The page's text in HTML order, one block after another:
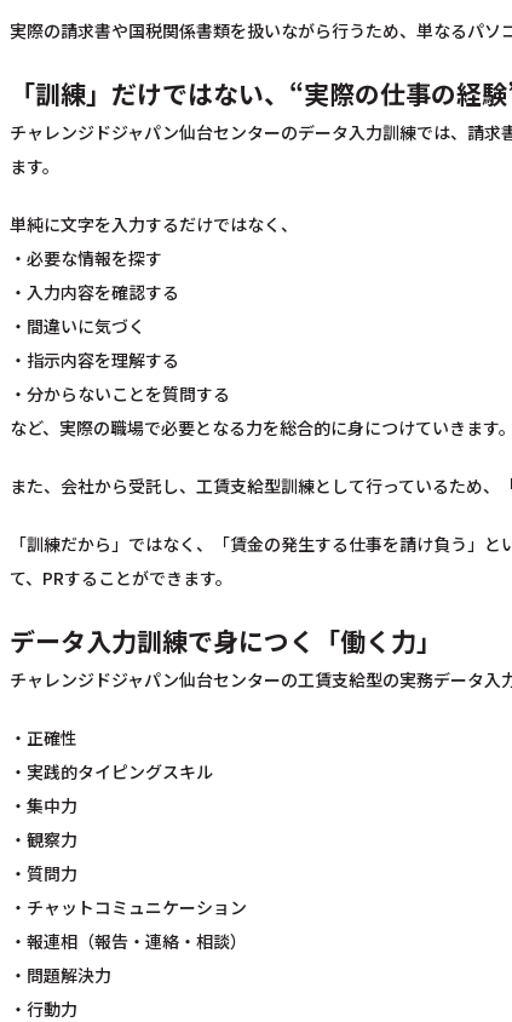
実際の請求書や国税関係書類を扱いながら行うため、単なるパソ
「訓練」だけではない、“実際の仕事の経
チャレンジドジャパン仙台センターのデータ入力訓練では、請
ます。
単純に文字を入力するだけではなく、
・必要な情報を探す
・入力内容を確認する
・間違いに気づく
・指示内容を理解する
・分からないことを質問する
など、実際の職場で必要となる力を総合的に身につけていきます。
また、会社から受託し、工賃支給型訓練として行っているため、
「訓練だから」ではなく、「賃金の発生する仕事を請け負う」
て、PRすることができます。
データ入力訓練で身につく「働く力」
チャレンジドジャパン仙台センターの工賃支給型の実務データ入
・正確性
・実践的タイピングスキル
・集中力
・観察力
・質問力
・チャットコミュニケーション
・報連相（報告・連絡・相談）
・問題解決力
・行動力